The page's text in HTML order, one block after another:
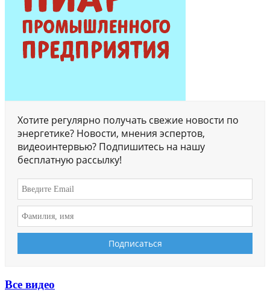
Хотите регулярно получать свежие новости по
энергетике? Новости, мнения эспертов,
видеоинтервью? Подпишитесь на нашу
бесплатную рассылку!
Все видео